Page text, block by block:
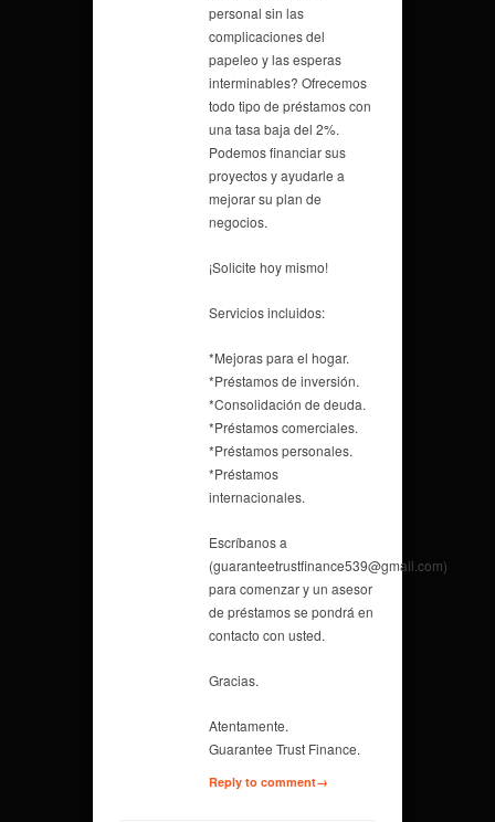
personal sin las
complicaciones del
papeleo y las esperas
interminables? Ofrecemos
todo tipo de préstamos con
una tasa baja del 2%.
Podemos financiar sus
proyectos y ayudarle a
mejorar su plan de
negocios.
¡Solicite hoy mismo!
Servicios incluidos:
*Mejoras para el hogar.
*Préstamos de inversión.
*Consolidación de deuda.
*Préstamos comerciales.
*Préstamos personales.
*Préstamos
internacionales.
Escríbanos a
(guaranteetrustfinance539@gmail.com)
para comenzar y un asesor
de préstamos se pondrá en
contacto con usted.
Gracias.
Atentamente.
Guarantee Trust Finance.
Reply to comment→